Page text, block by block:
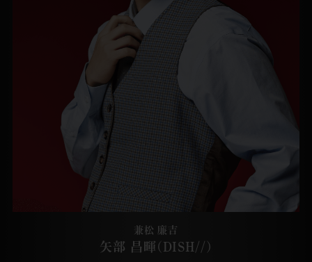
兼松 廉吉
矢部 昌暉(DISH//)